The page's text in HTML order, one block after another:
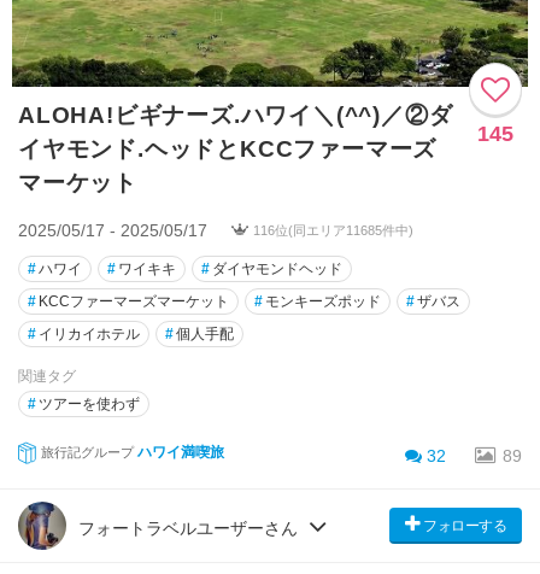
ALOHA!ビギナーズ.ハワイ＼(^^)／②ダ
イヤモンド.ヘッドとKCCファーマーズ
マーケット
145
2025/05/17 - 2025/05/17 116位(同エリア11685件中)
#ハワイ # ワイキキ # ダイヤモンドヘッド
# KCCファーマーズマーケット # モンキーズポッド #ザバス
# イリカイホテル #個人手配
関連タグ
# ツアーを使わず
旅行記グループ ハワイ満喫旅 32 89
フォートラベルユーザーさん フォローする